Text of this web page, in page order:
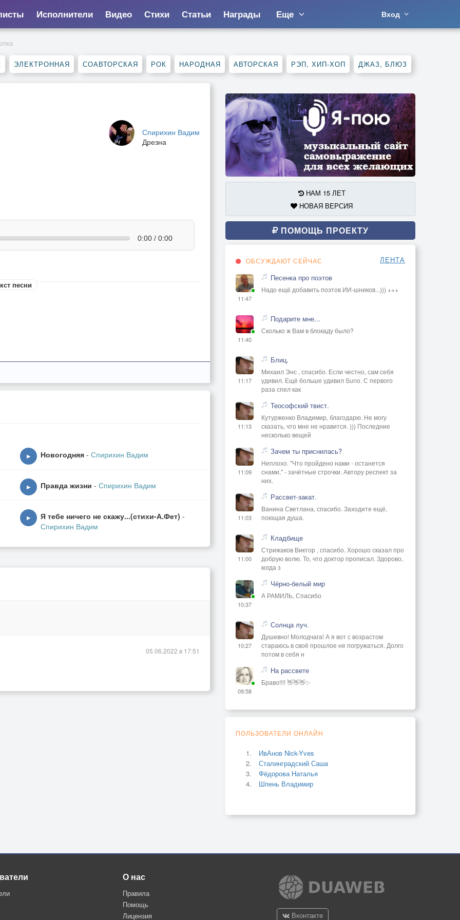
Исполнители Видео Стихи Статьи Награды Еще Вход
ЭЛЕКТРОННАЯ СОАВТОРСКАЯ РОК НАРОДНАЯ АВТОРСКАЯ РЭП, ХИП-ХОП ДЖАЗ, БЛЮЗ
Спирихин Вадим
Дрезна
0:00 / 0:00
песни
▶ Новогодняя - Спирихин Вадим
▶ Правда жизни - Спирихин Вадим
▶ Я тебе ничего не скажу...(стихи-А.Фет) -
Спирихин Вадим
05.06.2022 в 17:51
НАМ 15 ЛЕТ
НОВАЯ ВЕРСИЯ
ПОМОЩЬ ПРОЕКТУ
ОБСУЖДАЮТ СЕЙЧАС ЛЕНТА
11:47
Песенка про поэтов
Надо ещё добавить поэтов ИИ-шников...))) +++
11:40
Подарите мне...
Сколько ж Вам в блокаду было?
11:17
Блиц.
Михаил Энс , спасибо. Если честно, сам себя
удивил. Ещё больше удивил Suno. С первого
раза спел как
11:13
Теософский твист.
Кутурженко Владимир, благодарю. Не могу
сказать, что мне не нравится. ))) Последние
несколько вещей
11:09
Зачем ты приснилась?
Неплохо. "Что пройдено нами - останется
снами," - зачётные строчки. Автору респект за
них.
11:03
Рассвет-закат.
Ванина Светлана, спасибо. Заходите ещё,
поющая душа.
11:00
Кладбище
Стрижаков Виктор , спасибо. Хорошо сказал про
добрую волю. То, что доктор прописал. Здорово,
когда з
10:37
Чёрно-белый мир
А РАМИЛЬ, Спасибо
10:27
Солнца луч.
Душевно! Молодчага! А я вот с возрастом
стараюсь в своё прошлое не погружаться. Долго
потом в себя н
09:58
На рассвете
Браво!!!! 👋👋👋✨
ПОЛЬЗОВАТЕЛИ ОНЛАЙН
ИвАнов Nick-Yves
Сталинградский Саша
Фёдорова Наталья
Шпень Владимир
О нас
Правила
Помощь
Лицензия
Вконтакте